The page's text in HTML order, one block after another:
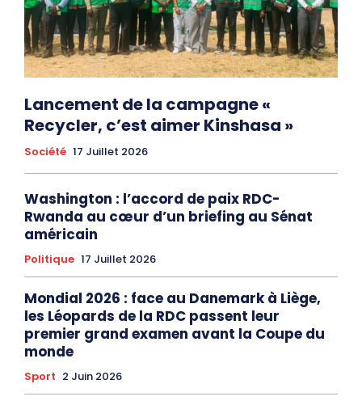
Lancement de la campagne «
Recycler, c’est aimer Kinshasa »
Société 17 Juillet 2026
Washington : l’accord de paix RDC-
Rwanda au cœur d’un briefing au Sénat
américain
Politique 17 Juillet 2026
Mondial 2026 : face au Danemark à Liège,
les Léopards de la RDC passent leur
premier grand examen avant la Coupe du
monde
Sport 2 Juin 2026